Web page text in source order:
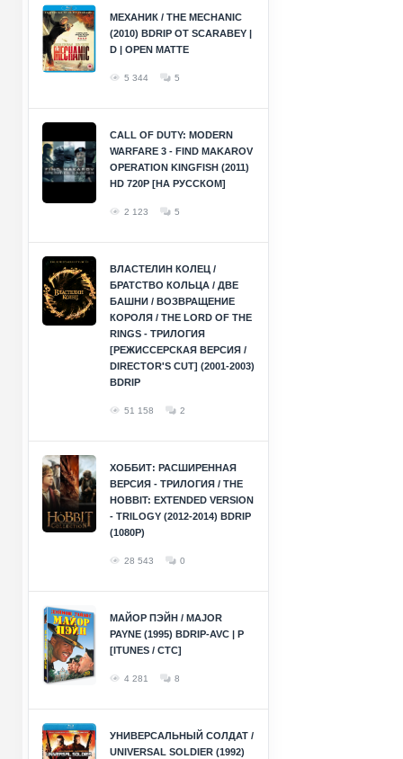
МЕХАНИК / THE MECHANIC
(2010) BDRIP ОТ SCARABEY |
D | OPEN MATTE
5 344 5
CALL OF DUTY: MODERN
WARFARE 3 - FIND MAKAROV
OPERATION KINGFISH (2011)
HD 720P [НА РУССКОМ]
2 123 5
ВЛАСТЕЛИН КОЛЕЦ /
БРАТСТВО КОЛЬЦА / ДВЕ
БАШНИ / ВОЗВРАЩЕНИЕ
КОРОЛЯ / THE LORD OF THE
RINGS - ТРИЛОГИЯ
[РЕЖИССЕРСКАЯ ВЕРСИЯ /
DIRECTOR'S CUT] (2001-2003)
BDRIP
51 158 2
ХОББИТ: РАСШИРЕННАЯ
ВЕРСИЯ - ТРИЛОГИЯ / THE
HOBBIT: EXTENDED VERSION
- TRILOGY (2012-2014) BDRIP
(1080P)
28 543 0
МАЙОР ПЭЙН / MAJOR
PAYNE (1995) BDRIP-AVC | P
[ITUNES / СТС]
4 281 8
УНИВЕРСАЛЬНЫЙ СОЛДАТ /
UNIVERSAL SOLDIER (1992)